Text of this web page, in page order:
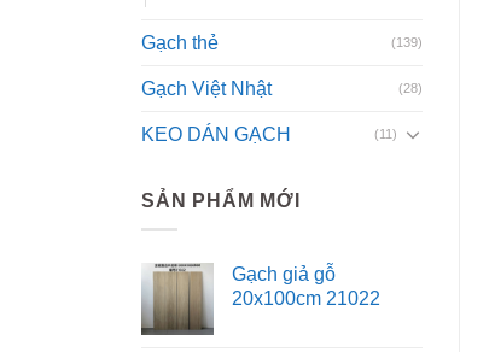
Gạch thẻ (139)
Gạch Việt Nhật (28)
KEO DÁN GẠCH (11)
SẢN PHẨM MỚI
Gạch giả gỗ
20x100cm 21022